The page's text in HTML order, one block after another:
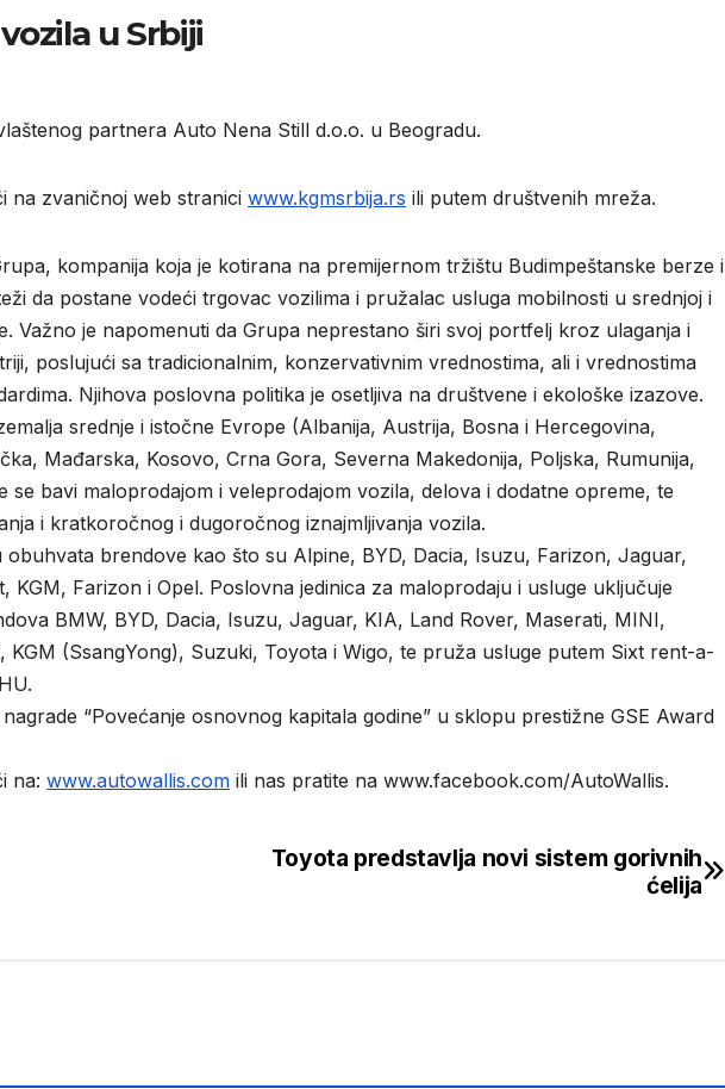
u Srbiji
partnera Auto Nena Still d.o.o. u Beogradu.
na zvaničnoj web stranici www.kgmsrbija.rs ili putem društvenih mreža.
kompanija koja je kotirana na premijernom tržištu Budimpeštanske berze i
da postane vodeći trgovac vozilima i pružalac usluga mobilnosti u srednjoj i
Važno je napomenuti da Grupa neprestano širi svoj portfelj kroz ulaganja i
poslujući sa tradicionalnim, konzervativnim vrednostima, ali i vrednostima
Njihova poslovna politika je osetljiva na društvene i ekološke izazove.
srednje i istočne Evrope (Albanija, Austrija, Bosna i Hercegovina,
Mađarska, Kosovo, Crna Gora, Severna Makedonija, Poljska, Rumunija,
se bavi maloprodajom i veleprodajom vozila, delova i dodatne opreme, te
i kratkoročnog i dugoročnog iznajmljivanja vozila.
obuhvata brendove kao što su Alpine, BYD, Dacia, Isuzu, Farizon, Jaguar,
KGM, Farizon i Opel. Poslovna jedinica za maloprodaju i usluge uključuje
BMW, BYD, Dacia, Isuzu, Jaguar, KIA, Land Rover, Maserati, MINI,
KGM (SsangYong), Suzuki, Toyota i Wigo, te pruža usluge putem Sixt rent-a-
“Povećanje osnovnog kapitala godine” u sklopu prestižne GSE Award
na: www.autowallis.com ili nas pratite na www.facebook.com/AutoWallis.
Toyota predstavlja novi sistem gorivnih
ćelija